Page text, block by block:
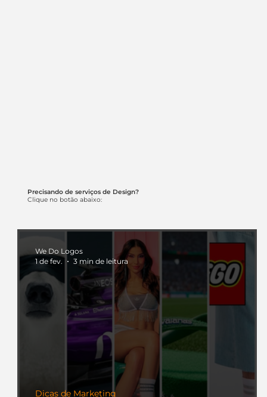
Precisando de serviços de Design?
Clique no botão abaixo:
Dicas de Marketing
We Do Logos
1 de fev.
3 min de leitura